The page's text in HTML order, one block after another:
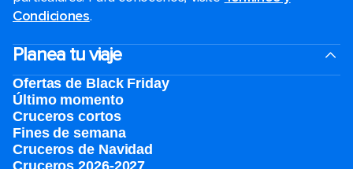
Condiciones.
Planea tu viaje
Ofertas de Black Friday
Último momento
Cruceros cortos
Fines de semana
Cruceros de Navidad
Cruceros 2026-2027